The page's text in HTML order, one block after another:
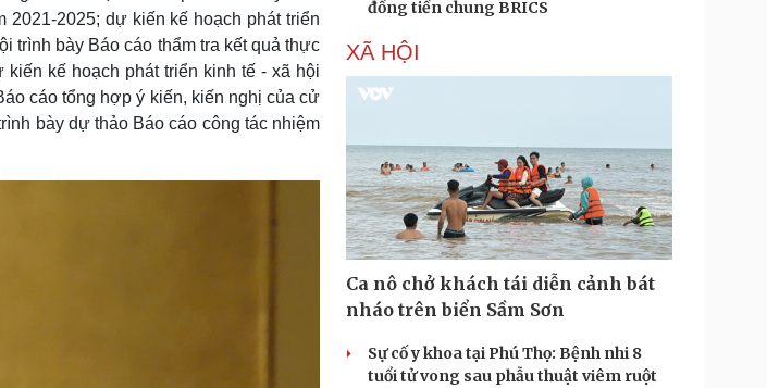
2021-2025; dự kiến kế hoạch phát triển
trình bày Báo cáo thẩm tra kết quả thực
kế hoạch phát triển kinh tế - xã hội
cáo tổng hợp ý kiến, kiến nghị của cử
bày dự thảo Báo cáo công tác nhiệm
đồng tiền chung BRICS
XÃ HỘI
Ca nô chở khách tái diễn cảnh bát
nháo trên biển Sầm Sơn
Sự cố y khoa tại Phú Thọ: Bệnh nhi 8
tuổi tử vong sau phẫu thuật viêm ruột